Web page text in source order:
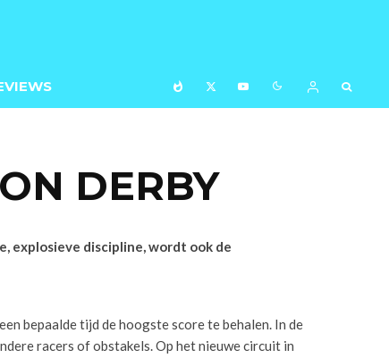
DERBY
explosieve discipline, wordt ook de
bepaalde tijd de hoogste score te behalen. In de
racers of obstakels. Op het nieuwe circuit in